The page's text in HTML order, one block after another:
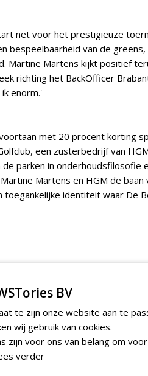
net voor het prestigieuze
bespeelbaarheid van de greens,
Martine Martens kijkt positief
richting het BackOfficer
enorm.'
met 20 procent korting
een zusterbedrijf van
parken in onderhoudsfilosofie
Martens en HGM de
toegankelijke identiteit waar De
BV
te zijn onze website aan te
wij gebruik van cookies.
zijn voor ons van belang om
verder